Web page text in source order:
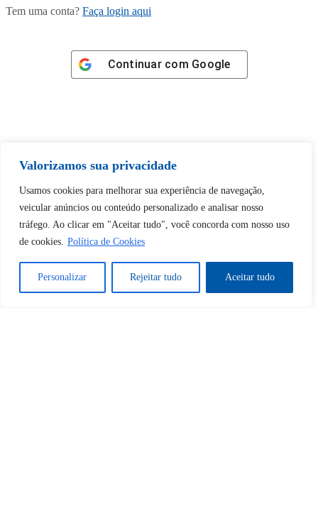
Valorizamos sua privacidade
Usamos cookies para melhorar sua experiência de navegação,
veicular anúncios ou conteúdo personalizado e analisar nosso
tráfego. Ao clicar em "Aceitar tudo", você concorda com nosso uso
de cookies. Política de Cookies
Personalizar Rejeitar tudo Aceitar tudo
Tem uma conta? Faça login aqui
Continuar com Google
Tem certeza de que deseja
Desbloquear esquerda : 0
Sim Não